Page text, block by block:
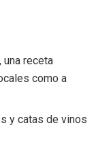
, una receta
como a
y catas de vinos